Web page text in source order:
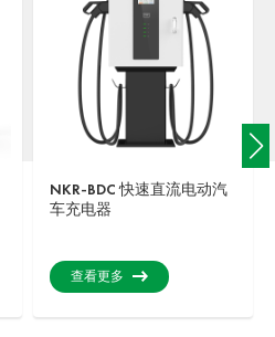
NKR-BDC 快速直流电动汽
车充电器
查看更多